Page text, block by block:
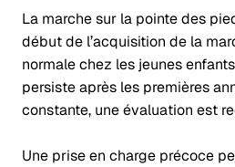
La marche sur la pointe des
début de l’acquisition de la
normale chez les jeunes
persiste après les premières
constante, une évaluation est
Une prise en charge précoce